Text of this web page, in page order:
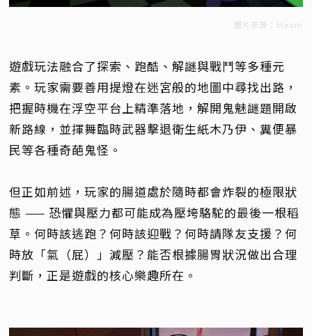
圖片來源：Steam
遊戲玩法融合了探索、跑酷、解謎與戰鬥等多種元
素。玩家需要善用提燈在迷宮般的地圖中尋找出路，
把握時機在浮空平台上精準落地，解開鬼魅謎題開啟
新路線，並揮舞臨時武器擊退衛生紙木乃伊、糞便暴
民等各種奇葩鬼怪。
但正如前述，玩家的腸道處於隨時都會炸裂的極限狀
態 —— 恐懼與壓力都可能成為壓垮駱駝的最後一根稻
草。何時該逃跑？何時該迎戰？何時請隊友支援？何
時放「氣（屁）」減壓？能否根據腸胃狀況做出合理
判斷，正是遊戲的核心樂趣所在。